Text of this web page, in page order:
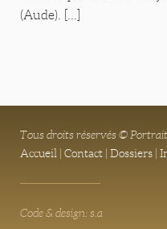
(Aude). [...]
Tous droits réservés ©
Accueil
Contact Dossiers
Code & design: s.a